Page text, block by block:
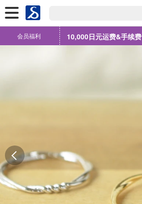
会员福利 10,000日元运费&手续费